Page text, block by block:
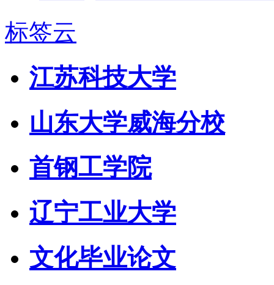
标签云
江苏科技大学
山东大学威海分校
首钢工学院
辽宁工业大学
文化毕业论文